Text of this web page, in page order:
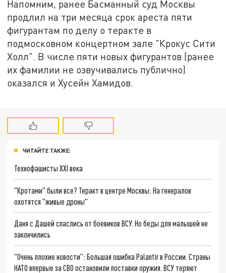
Напомним, ранее Басманный суд Москвы
продлил на три месяца срок ареста пяти
фигурантам по делу о теракте в
подмосковном концертном зале "Крокус Сити
Холл". В числе пяти новых фигурантов (ранее
их фамилии не озвучивались публично)
оказался и Хусейн Хамидов.
ЧИТАЙТЕ ТАКЖЕ:
Технофашисты XXI века
"Кротами" были все? Теракт в центре Москвы: На генералов
охотятся "живые дроны"
Даня с Дашей спаслись от боевиков ВСУ. Но беды для малышей не
закончились
"Очень плохие новости": Большая ошибка Palantir в России. Страны
НАТО впервые за СВО остановили поставки оружия. ВСУ теряют